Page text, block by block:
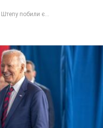
Штепу побили є...